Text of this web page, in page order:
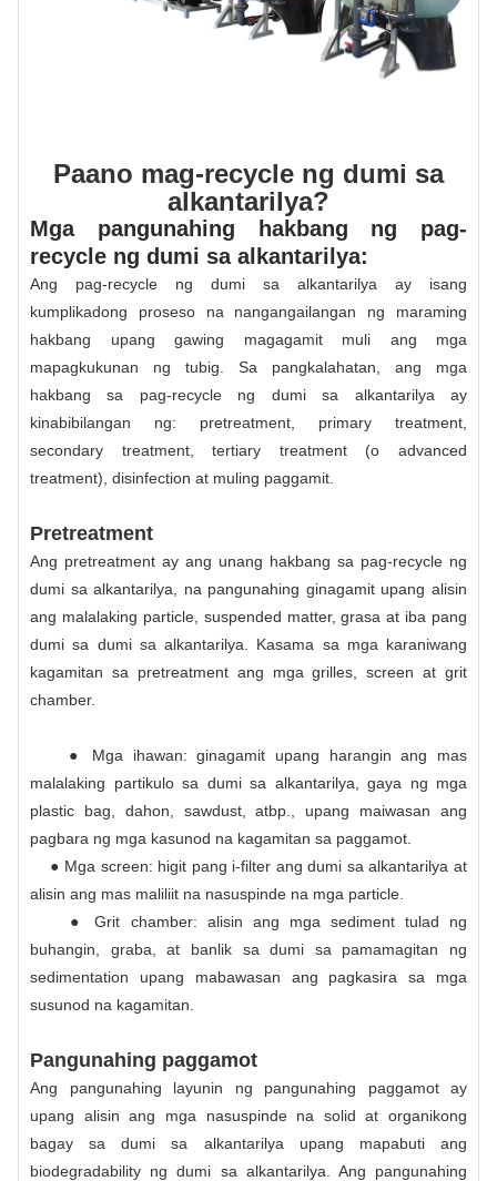
Paano mag-recycle ng dumi sa
alkantarilya?
Mga pangunahing hakbang ng pag-
recycle ng dumi sa alkantarilya:
Ang pag-recycle ng dumi sa alkantarilya ay isang
kumplikadong proseso na nangangailangan ng maraming
hakbang upang gawing magagamit muli ang mga
mapagkukunan ng tubig. Sa pangkalahatan, ang mga
hakbang sa pag-recycle ng dumi sa alkantarilya ay
kinabibilangan ng: pretreatment, primary treatment,
secondary treatment, tertiary treatment (o advanced
treatment), disinfection at muling paggamit.
Pretreatment
Ang pretreatment ay ang unang hakbang sa pag-recycle ng
dumi sa alkantarilya, na pangunahing ginagamit upang alisin
ang malalaking particle, suspended matter, grasa at iba pang
dumi sa dumi sa alkantarilya. Kasama sa mga karaniwang
kagamitan sa pretreatment ang mga grilles, screen at grit
chamber.
● Mga ihawan: ginagamit upang harangin ang mas
malalaking partikulo sa dumi sa alkantarilya, gaya ng mga
plastic bag, dahon, sawdust, atbp., upang maiwasan ang
pagbara ng mga kasunod na kagamitan sa paggamot.
● Mga screen: higit pang i-filter ang dumi sa alkantarilya at
alisin ang mas maliliit na nasuspinde na mga particle.
● Grit chamber: alisin ang mga sediment tulad ng
buhangin, graba, at banlik sa dumi sa pamamagitan ng
sedimentation upang mabawasan ang pagkasira sa mga
susunod na kagamitan.
Pangunahing paggamot
Ang pangunahing layunin ng pangunahing paggamot ay
upang alisin ang mga nasuspinde na solid at organikong
bagay sa dumi sa alkantarilya upang mapabuti ang
biodegradability ng dumi sa alkantarilya. Ang pangunahing